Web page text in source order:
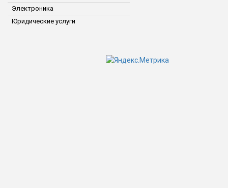
Электроника
Юридические услуги